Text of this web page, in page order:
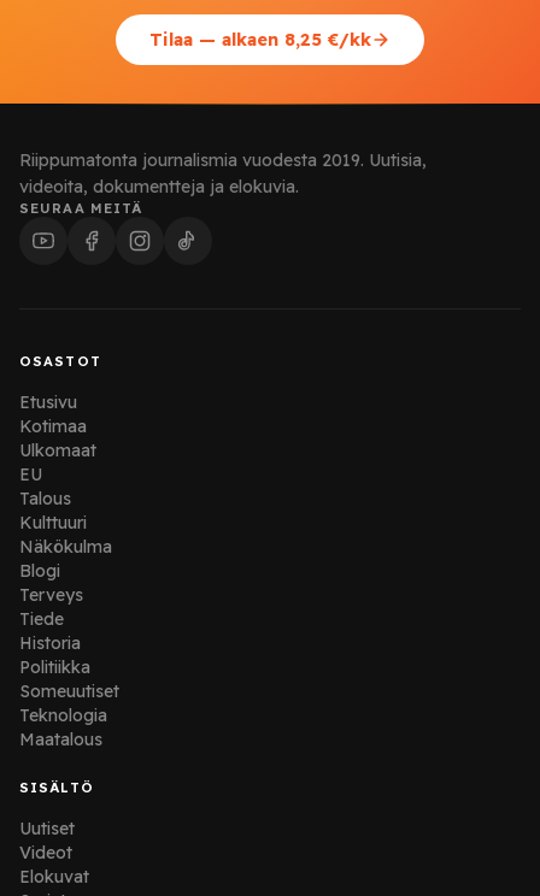
Tilaa — alkaen 8,25 €/kk
Riippumatonta journalismia vuodesta 2019. Uutisia,
videoita, dokumentteja ja elokuvia.
SEURAA MEITÄ
OSASTOT
Etusivu
Kotimaa
Ulkomaat
EU
Talous
Kulttuuri
Näkökulma
Blogi
Terveys
Tiede
Historia
Politiikka
Someuutiset
Teknologia
Maatalous
SISÄLTÖ
Uutiset
Videot
Elokuvat